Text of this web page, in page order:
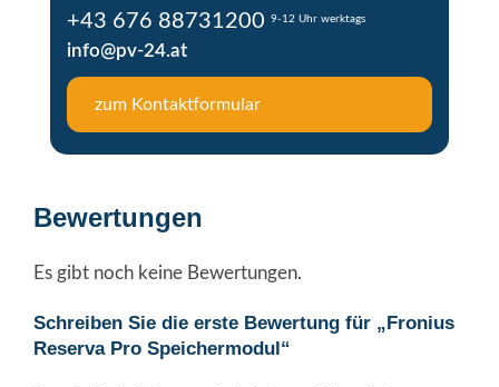
+43 676 88731200 9-12 Uhr werktags
info@pv-24.at
zum Kontaktformular
Bewertungen
Es gibt noch keine Bewertungen.
Schreiben Sie die erste Bewertung für „Fronius
Reserva Pro Speichermodul“